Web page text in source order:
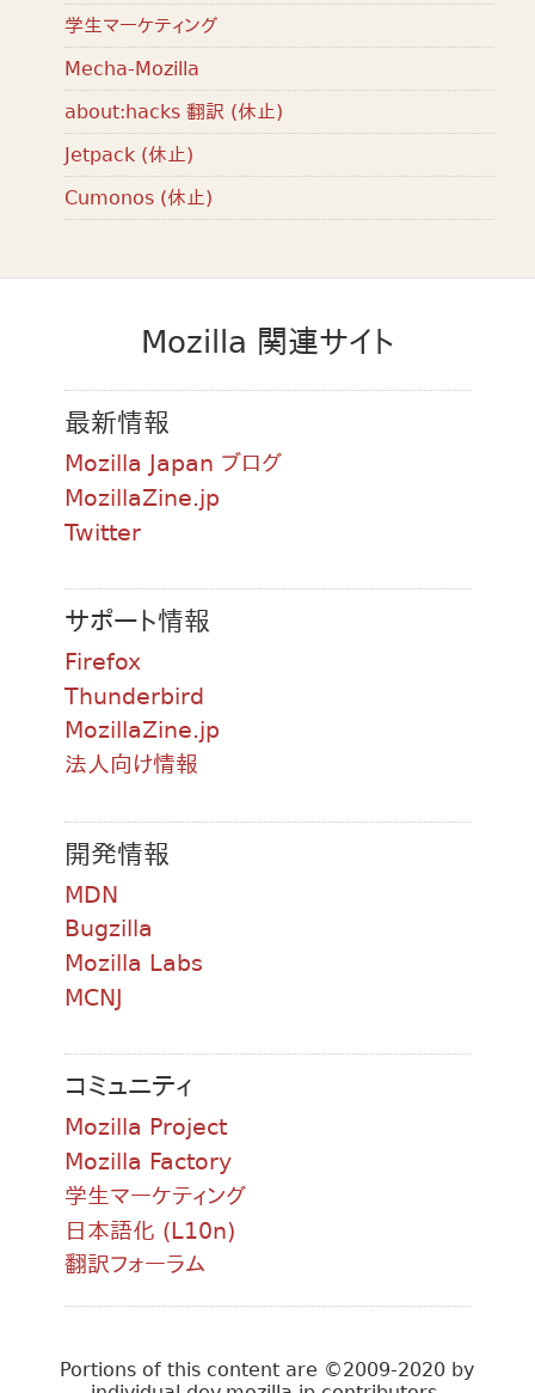
学生マーケティング
Mecha-Mozilla
about:hacks 翻訳 (休止)
Jetpack (休止)
Cumonos (休止)
Mozilla 関連サイト
最新情報
Mozilla Japan ブログ
MozillaZine.jp
Twitter
サポート情報
Firefox
Thunderbird
MozillaZine.jp
法人向け情報
開発情報
MDN
Bugzilla
Mozilla Labs
MCNJ
コミュニティ
Mozilla Project
Mozilla Factory
学生マーケティング
日本語化 (L10n)
翻訳フォーラム
Portions of this content are ©2009-2020 by